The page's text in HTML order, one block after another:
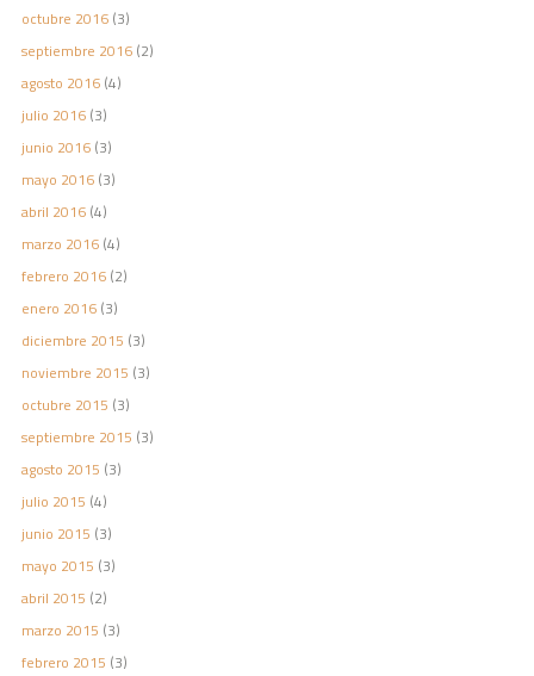
octubre 2016(3)
septiembre 2016(2)
agosto 2016(4)
julio 2016(3)
junio 2016(3)
mayo 2016(3)
abril 2016(4)
marzo 2016(4)
febrero 2016(2)
enero 2016(3)
diciembre 2015 (3)
noviembre 2015 (3)
octubre 2015 (3)
septiembre 2015 (3)
agosto 2015 (3)
julio 2015 (4)
junio 2015 (3)
mayo 2015 (3)
abril 2015 (2)
marzo 2015 (3)
febrero 2015 (3)